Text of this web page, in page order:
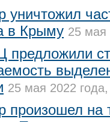
уничтожил
в Крыму 25 мая
предложили
25 мая 2022
произошел на